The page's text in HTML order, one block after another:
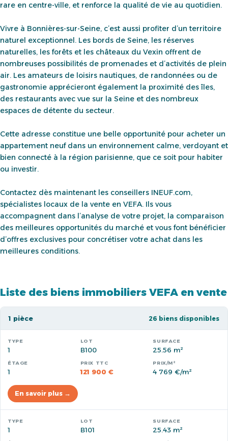
rare en centre-ville, et renforce la qualité de vie au quotidien.
Vivre à Bonnières-sur-Seine, c’est aussi profiter d’un territoire
naturel exceptionnel. Les bords de Seine, les réserves
naturelles, les forêts et les châteaux du Vexin offrent de
nombreuses possibilités de promenades et d’activités de plein
air. Les amateurs de loisirs nautiques, de randonnées ou de
gastronomie apprécieront également la proximité des îles,
des restaurants avec vue sur la Seine et des nombreux
espaces de détente du secteur.
Cette adresse constitue une belle opportunité pour acheter un
appartement neuf dans un environnement calme, verdoyant et
bien connecté à la région parisienne, que ce soit pour habiter
ou investir.
Contactez dès maintenant les conseillers INEUF.com,
spécialistes locaux de la vente en VEFA. Ils vous
accompagnent dans l’analyse de votre projet, la comparaison
des meilleures opportunités du marché et vous font bénéficier
d’offres exclusives pour concrétiser votre achat dans les
meilleures conditions.
Liste des biens immobiliers VEFA en vente
1 pièce 26 biens disponibles
1 B100 25.56 m²
1 121 900 € 4 769 €/m²
En savoir plus →
1 B101 25.43 m²